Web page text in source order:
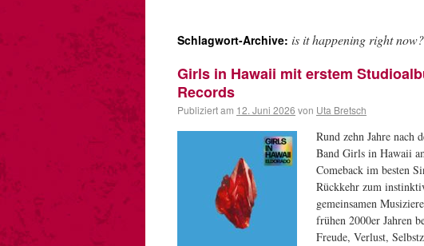
Schlagwort-Archive: is it happening right now?
Girls in Hawaii mit erstem
Records
Publiziert am 12. Juni 2026 von Uta Bretsch
Rund zehn Jahre nach
Band Girls in Hawaii
Comeback im besten
Rückkehr zum
gemeinsamen
frühen 2000er Jahren
Freude, Verlust,